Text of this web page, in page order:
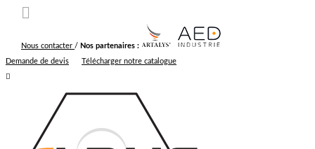
Nous contacter / Nos partenaires :
Demande de devis
Télécharger notre catalogue
